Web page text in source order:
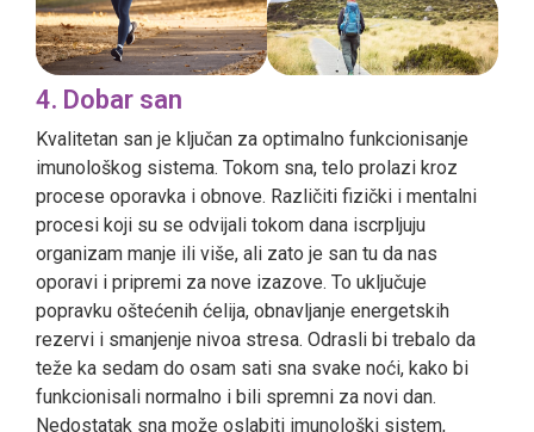
4. Dobar san
Kvalitetan san je ključan za optimalno funkcionisanje
imunološkog sistema. Tokom sna, telo prolazi kroz
procese oporavka i obnove. Različiti fizički i mentalni
procesi koji su se odvijali tokom dana iscrpljuju
organizam manje ili više, ali zato je san tu da nas
oporavi i pripremi za nove izazove. To uključuje
popravku oštećenih ćelija, obnavljanje energetskih
rezervi i smanjenje nivoa stresa. Odrasli bi trebalo da
teže ka sedam do osam sati sna svake noći, kako bi
funkcionisali normalno i bili spremni za novi dan.
Nedostatak sna može oslabiti imunološki sistem,